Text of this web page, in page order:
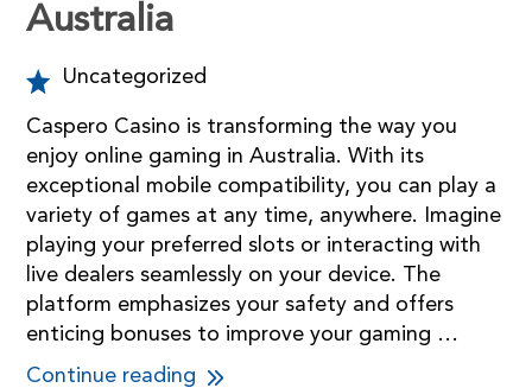
Australia
Uncategorized
Caspero Casino is transforming the way you
enjoy online gaming in Australia. With its
exceptional mobile compatibility, you can play a
variety of games at any time, anywhere. Imagine
playing your preferred slots or interacting with
live dealers seamlessly on your device. The
platform emphasizes your safety and offers
enticing bonuses to improve your gaming …
Continue reading